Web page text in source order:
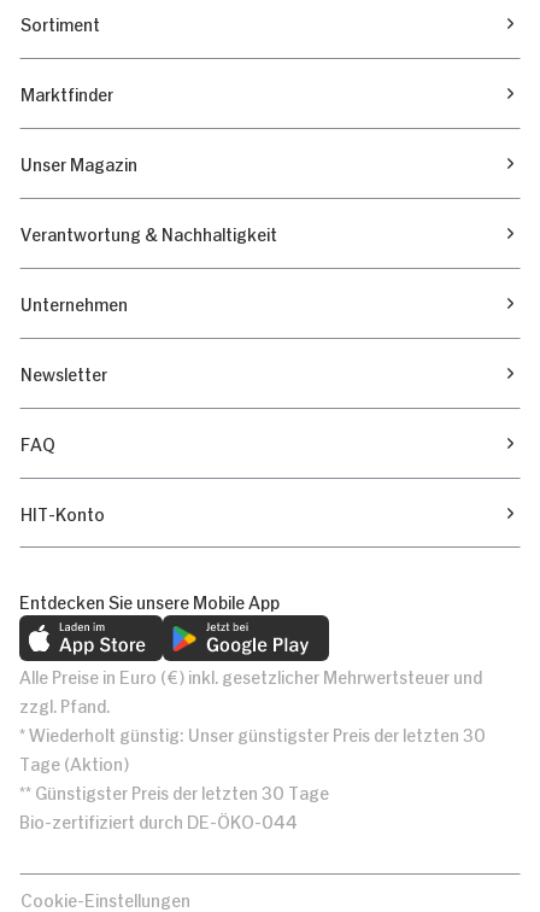
Sortiment
Marktfinder
Unser Magazin
Verantwortung & Nachhaltigkeit
Unternehmen
Newsletter
FAQ
HIT-Konto
Entdecken Sie unsere Mobile App
Alle Preise in Euro (€) inkl. gesetzlicher Mehrwertsteuer und
zzgl. Pfand.
* Wiederholt günstig: Unser günstigster Preis der letzten 30
Tage (Aktion)
** Günstigster Preis der letzten 30 Tage
Bio-zertifiziert durch DE-ÖKO-044
Cookie-Einstellungen